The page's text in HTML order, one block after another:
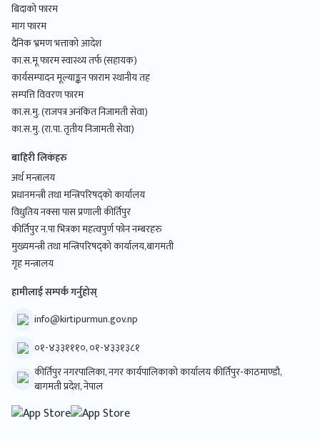
बिदाको फारम
माग फारम
दैनिक भ्रमण भत्ताको आदेश
का.स.मू फारम स्वास्थ्य तर्फ (सहायक)
कार्यसम्पादन मूल्याङ्कन फाराम स्थानीय तह
सम्पत्ति विवरण फारम
का.स.मु. (राजपत्र अनंकित निजामती सेवा)
का.स.मु. (रा.पा. तृतीय निजामती सेवा)
बाहिरी लिकंहरु
अर्थ मन्त्रालय
प्रधानमन्त्री तथा मन्त्रिपरिषद्को कार्यालय
विधुतिय नक्सा पास प्रणाली कीर्तिपुर
कीर्तिपुर न.पा भित्रका महत्वपुर्ण फोन नम्बरहरु
मुख्यमन्त्री तथा मन्त्रिपरिषद्को कार्यालय,बागमती
गृह मन्त्रालय
हामीलाई सम्पर्क गर्नुहोस्
info@kirtipurmun.gov.np
०१-४३३१११०, ०१-४३३१३८१
कीर्तिपुर नगरपालिका, नगर कार्यपालिकाको कार्यालय कीर्तिपुर-काठमाण्डौ,
बागमती प्रदेश, नेपाल